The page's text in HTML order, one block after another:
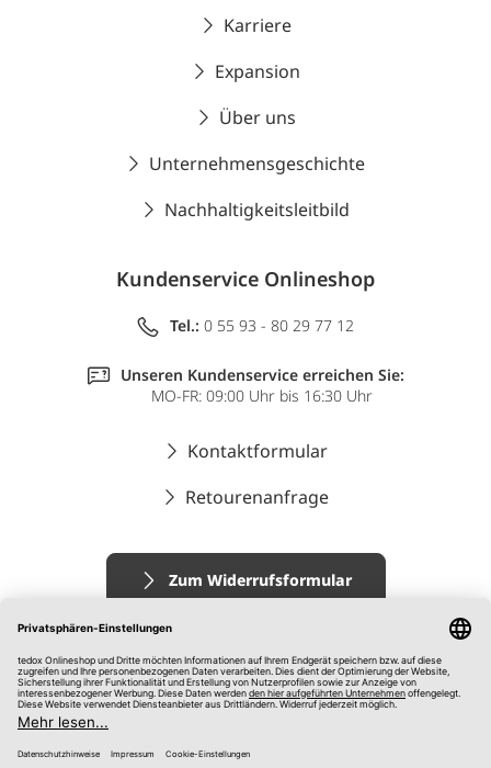
Karriere
Expansion
Über uns
Unternehmensgeschichte
Nachhaltigkeitsleitbild
Kundenservice Onlineshop
Tel.: 0 55 93 - 80 29 77 12
Unseren Kundenservice erreichen Sie:
MO-FR: 09:00 Uhr bis 16:30 Uhr
Kontaktformular
Retourenanfrage
Zum Widerrufsformular
Impressum
AGB
Datenschutz